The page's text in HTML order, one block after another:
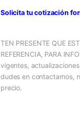
Solicita tu cotización
TEN PRESENTE QUE
REFERENCIA, PARA
vigentes,
dudes en contactarnos,
precio.